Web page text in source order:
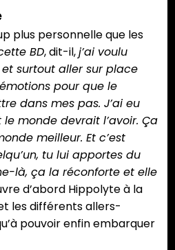
plus personnelle que les
BD, dit-il,j’ai voulu
surtout aller sur place
pour que le
dans mes pas. J’ai eu
monde devrait l’avoir. Ça
meilleur. Et c’est
tu lui apportes du
là, ça la réconforte et elle
d’abord Hippolyte à la
les différents allers-
pouvoir enfin embarquer